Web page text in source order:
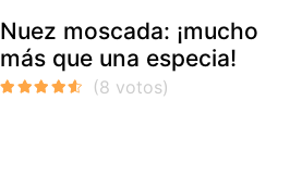
Nuez moscada: ¡mucho
más que una especia!